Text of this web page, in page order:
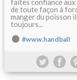
faites confiance aux
de toute façon à
manger du poisson
toujours...
#www.handball